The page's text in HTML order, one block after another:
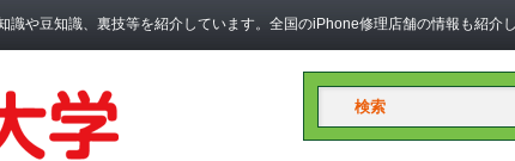
や豆知識、裏技等を紹介しています。全国のiPhone修理店舗の情報も紹介